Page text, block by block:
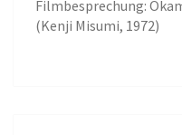
Filmbesprechung:
(Kenji Misumi, 1972)